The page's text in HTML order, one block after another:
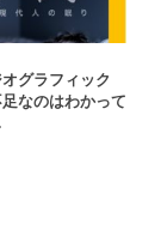
オグラフィック
なのはわかって